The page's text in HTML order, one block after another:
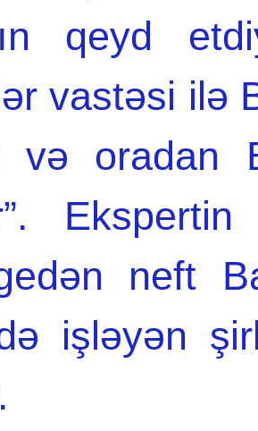
qeyd
vastəsi ilə
və oradan
neft
işləyən